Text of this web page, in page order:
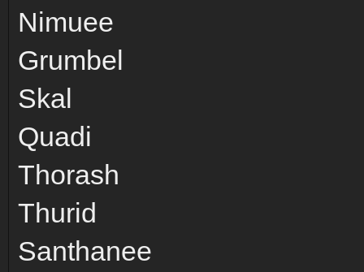
Nimuee
Grumbel
Skal
Quadi
Thorash
Thurid
Santhanee